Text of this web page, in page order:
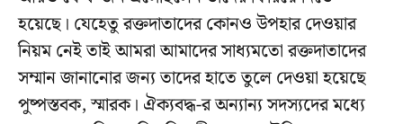
হয়েছে। যেহেতু রক্তদাতাদের কোনও উপহার দেওয়ার
নিয়ম নেই তাই আমরা আমাদের সাধ্যমতো রক্তদাতাদের
সম্মান জানানোর জন্য তাদের হাতে তুলে দেওয়া হয়েছে
পুষ্পস্তবক, স্মারক। ঐক্যবদ্ধ-র অন্যান্য সদস্যদের মধ্যে